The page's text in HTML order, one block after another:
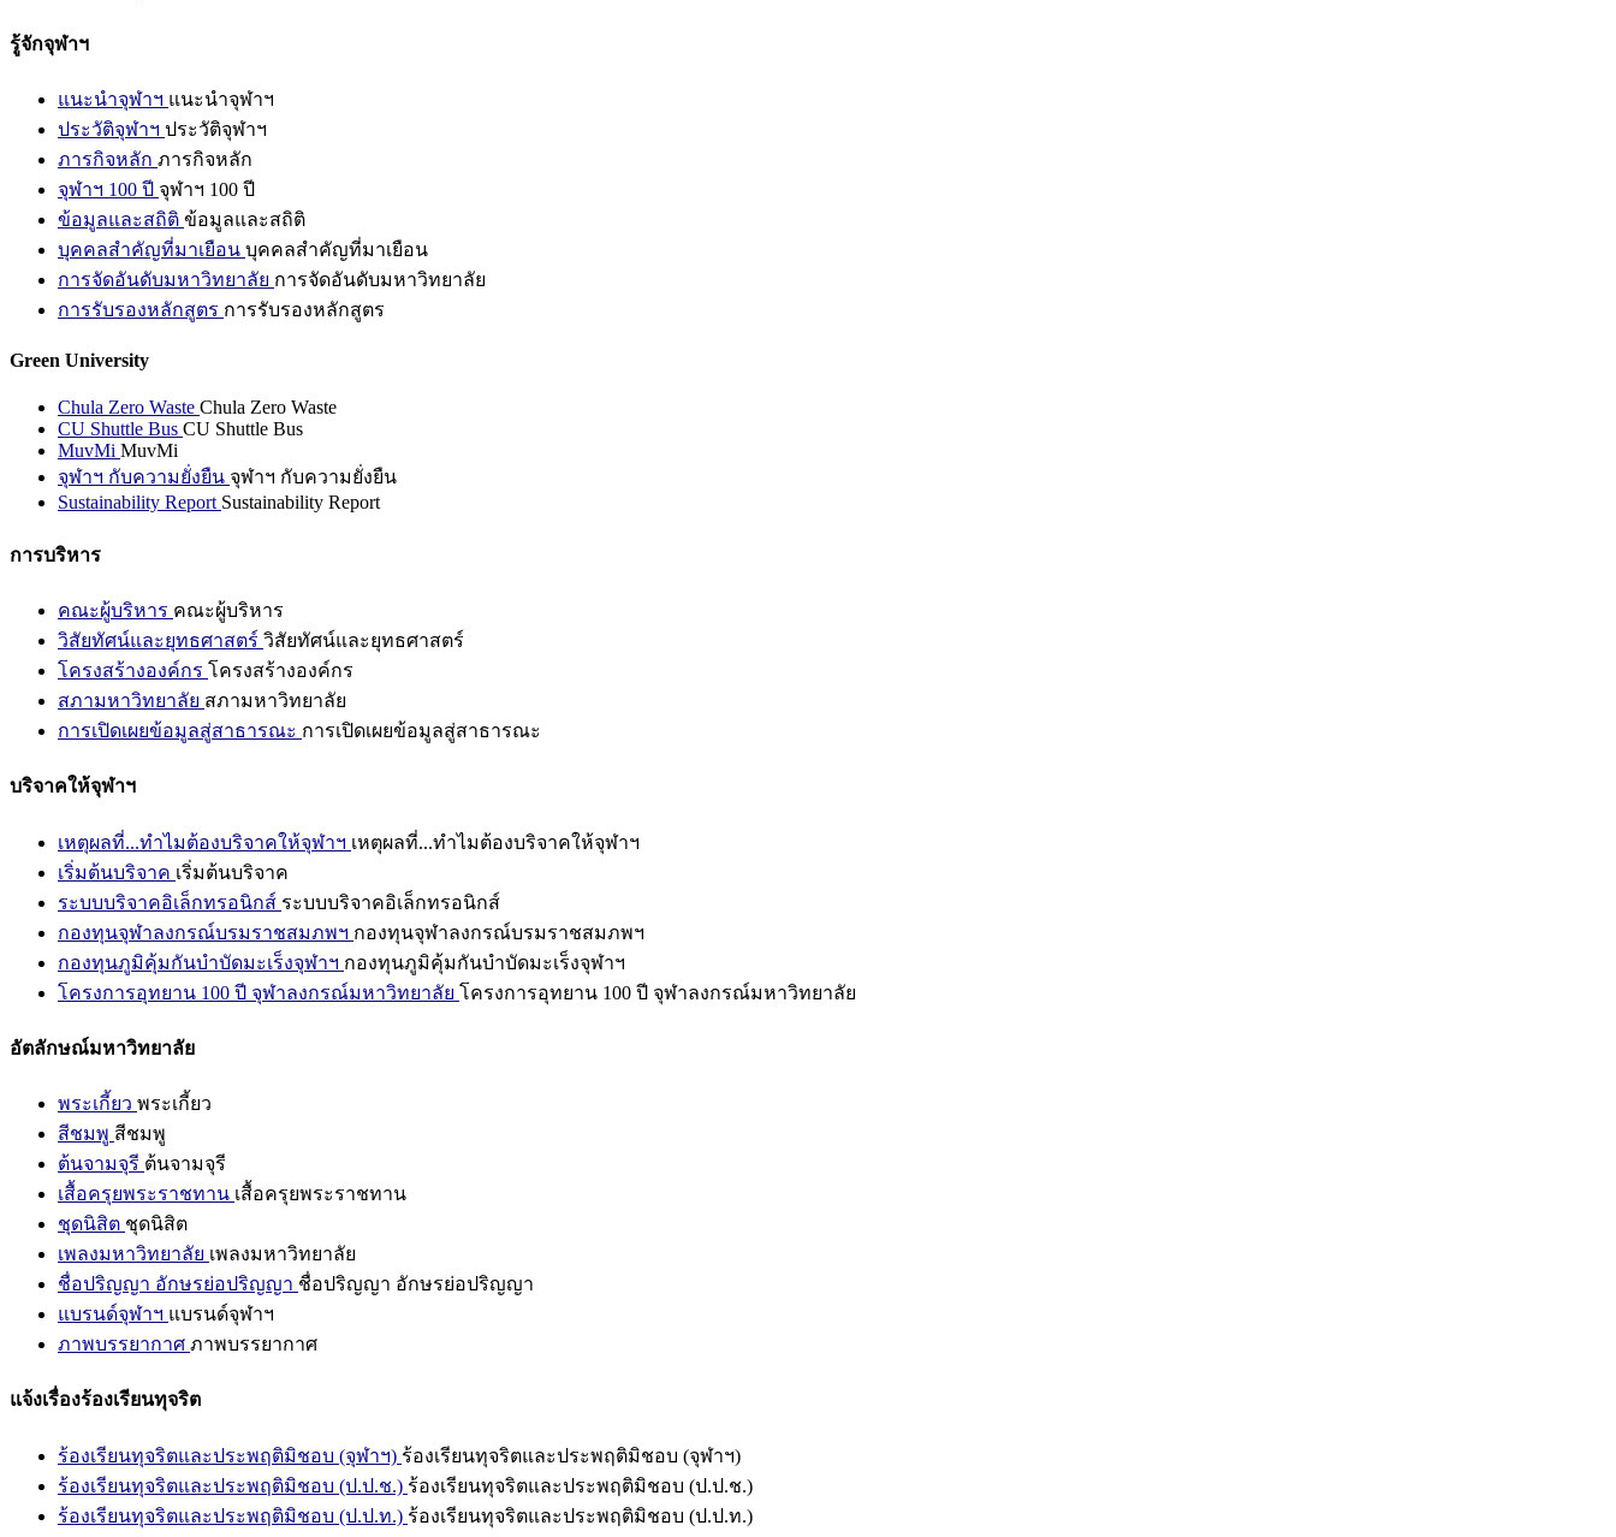
รู้จักจุฬาฯ
แนะนำจุฬาฯ แนะนำจุฬาฯ
ประวัติจุฬาฯ ประวัติจุฬาฯ
ภารกิจหลัก ภารกิจหลัก
จุฬาฯ 100 ปี จุฬาฯ 100 ปี
ข้อมูลและสถิติ ข้อมูลและสถิติ
บุคคลสำคัญที่มาเยือน บุคคลสำคัญที่มาเยือน
การจัดอันดับมหาวิทยาลัย การจัดอันดับมหาวิทยาลัย
การรับรองหลักสูตร การรับรองหลักสูตร
Green University
Chula Zero Waste Chula Zero Waste
CU Shuttle Bus CU Shuttle Bus
MuvMi MuvMi
จุฬาฯ กับความยั่งยืน จุฬาฯ กับความยั่งยืน
Sustainability Report Sustainability Report
การบริหาร
คณะผู้บริหาร คณะผู้บริหาร
วิสัยทัศน์และยุทธศาสตร์ วิสัยทัศน์และยุทธศาสตร์
โครงสร้างองค์กร โครงสร้างองค์กร
สภามหาวิทยาลัย สภามหาวิทยาลัย
การเปิดเผยข้อมูลสู่สาธารณะ การเปิดเผยข้อมูลสู่สาธารณะ
บริจาคให้จุฬาฯ
เหตุผลที่...ทำไมต้องบริจาคให้จุฬาฯ เหตุผลที่...ทำไมต้องบริจาคให้จุฬาฯ
เริ่มต้นบริจาค เริ่มต้นบริจาค
ระบบบริจาคอิเล็กทรอนิกส์ ระบบบริจาคอิเล็กทรอนิกส์
กองทุนจุฬาลงกรณ์บรมราชสมภพฯ กองทุนจุฬาลงกรณ์บรมราชสมภพฯ
กองทุนภูมิคุ้มกันบำบัดมะเร็งจุฬาฯ กองทุนภูมิคุ้มกันบำบัดมะเร็งจุฬาฯ
โครงการอุทยาน 100 ปี จุฬาลงกรณ์มหาวิทยาลัย โครงการอุทยาน 100 ปี จุฬาลงกรณ์มหาวิทยาลัย
อัตลักษณ์มหาวิทยาลัย
พระเกี้ยว พระเกี้ยว
สีชมพู สีชมพู
ต้นจามจุรี ต้นจามจุรี
เสื้อครุยพระราชทาน เสื้อครุยพระราชทาน
ชุดนิสิต ชุดนิสิต
เพลงมหาวิทยาลัย เพลงมหาวิทยาลัย
ชื่อปริญญา อักษรย่อปริญญา ชื่อปริญญา อักษรย่อปริญญา
แบรนด์จุฬาฯ แบรนด์จุฬาฯ
ภาพบรรยากาศ ภาพบรรยากาศ
แจ้งเรื่องร้องเรียนทุจริต
ร้องเรียนทุจริตและประพฤติมิชอบ (จุฬาฯ) ร้องเรียนทุจริตและประพฤติมิชอบ (จุฬาฯ)
ร้องเรียนทุจริตและประพฤติมิชอบ (ป.ป.ช.) ร้องเรียนทุจริตและประพฤติมิชอบ (ป.ป.ช.)
ร้องเรียนทุจริตและประพฤติมิชอบ (ป.ป.ท.) ร้องเรียนทุจริตและประพฤติมิชอบ (ป.ป.ท.)